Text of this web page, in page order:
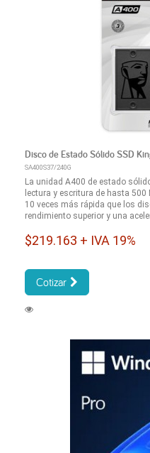
Disco de Estado Sólido SSD
SA400S37/240G
La unidad A400 de estado
lectura y escritura de hasta
10 veces más rápida que los
rendimiento superior y una
$219.163 + IVA 19%
Cotizar